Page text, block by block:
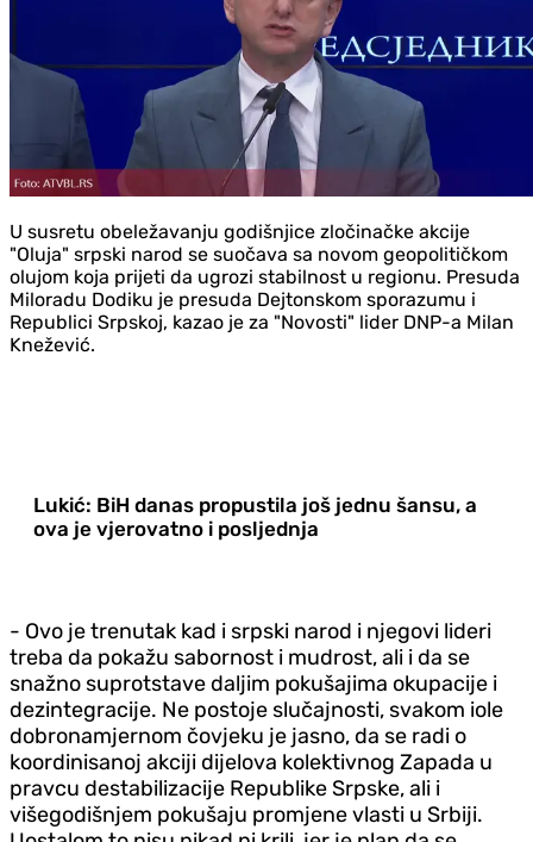
U susretu obeležavanju godišnjice zločinačke akcije
"Oluja" srpski narod se suočava sa novom geopolitičkom
olujom koja prijeti da ugrozi stabilnost u regionu. Presuda
Miloradu Dodiku je presuda Dejtonskom sporazumu i
Republici Srpskoj, kazao je za "Novosti" lider DNP-a Milan
Knežević.
Lukić: BiH danas propustila još jednu šansu, a
ova je vjerovatno i posljednja
- Ovo je trenutak kad i srpski narod i njegovi lideri
treba da pokažu sabornost i mudrost, ali i da se
snažno suprotstave daljim pokušajima okupacije i
dezintegracije. Ne postoje slučajnosti, svakom iole
dobronamjernom čovjeku je jasno, da se radi o
koordinisanoj akciji dijelova kolektivnog Zapada u
pravcu destabilizacije Republike Srpske, ali i
višegodišnjem pokušaju promjene vlasti u Srbiji.